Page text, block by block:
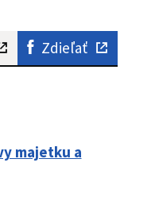
Zdieľať
majetku a